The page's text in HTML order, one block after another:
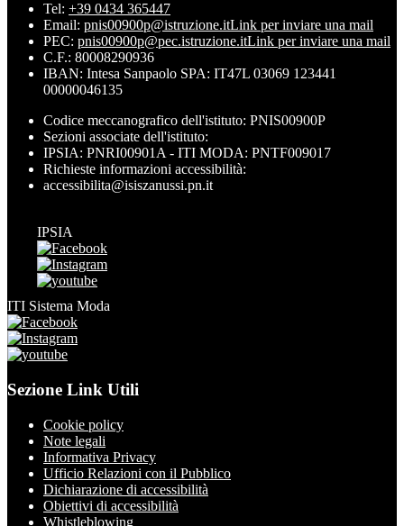
Tel: +39 0434 365447
Email: pnis00900p@istruzione.itLink per inviare una mail
PEC: pnis00900p@pec.istruzione.itLink per inviare una mail
C.F.: 80008290936
IBAN: Intesa Sanpaolo SPA: IT47L 03069 123441
00000046135
Codice meccanografico dell'istituto: PNIS00900P
Sezioni associate dell'istituto:
IPSIA: PNRI00901A - ITI MODA: PNTF009017
Richieste informazioni accessibilità:
accessibilita@isiszanussi.pn.it
IPSIA
ITI Sistema Moda
Sezione Link Utili
Cookie policy
Note legali
Informativa Privacy
Ufficio Relazioni con il Pubblico
Dichiarazione di accessibilità
Obiettivi di accessibilità
Whistleblowing